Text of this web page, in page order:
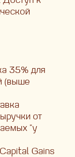
35% для
(выше
от
"у
Gains